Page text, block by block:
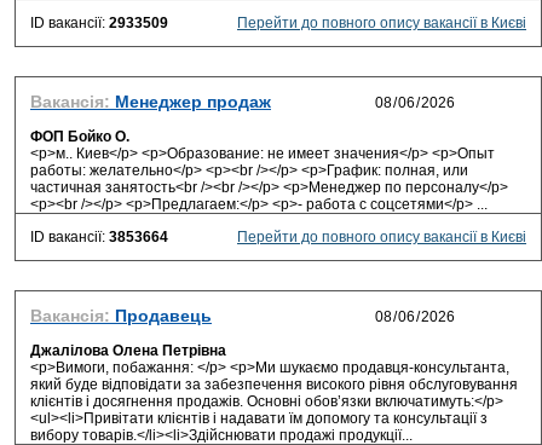
ID вакансії: 2933509 Перейти до повного опису вакансії в Києві
Вакансія: Менеджер продаж
ФОП Бойко О.
<p>м.. Киев</p> <p>Образование: не имеет значения</p> <p>Опыт
работы: желательно</p> <p><br /></p> <p>График: полная, или
частичная занятость<br /><br /></p> <p>Менеджер по персоналу</p>
<p><br /></p> <p>Предлагаем:</p> <p>- работа с соцсетями</p> ...
ID вакансії: 3853664 Перейти до повного опису вакансії в Києві
Вакансія: Продавець
Джалілова Олена Петрівна
<p>Вимоги, побажання: </p> <p>Ми шукаємо продавця-консультанта,
який буде відповідати за забезпечення високого рівня обслуговування
клієнтів і досягнення продажів. Основні обов’язки включатимуть:</p>
<ul><li>Привітати клієнтів і надавати їм допомогу та консультації з
вибору товарів.</li><li>Здійснювати продажі продукції...